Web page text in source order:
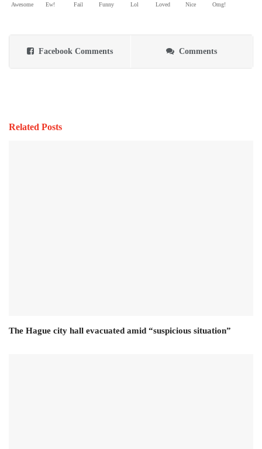
Awesome Ew! Fail Funny Lol Loved Nice Omg!
Facebook Comments Comments
Related Posts
The Hague city hall evacuated amid “suspicious situation”